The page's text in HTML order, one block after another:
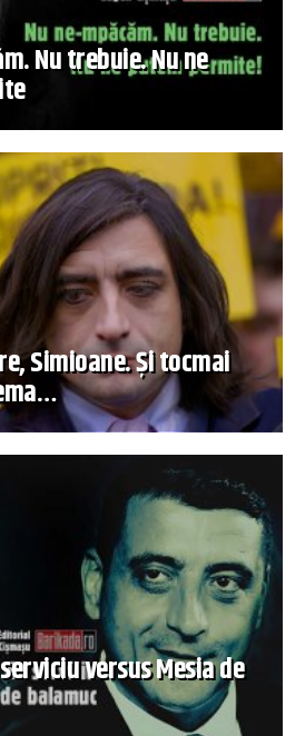
Nu trebuie. Nu ne
Simioane. Și tocmai
versus Mesia de